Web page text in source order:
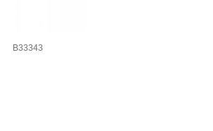
B33343